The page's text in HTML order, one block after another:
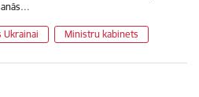
Ukrainai Ministru kabinets